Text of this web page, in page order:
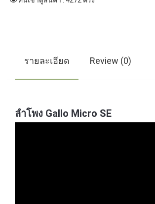
รายละเอียด Review (0)
ลำโพง Gallo Micro SE